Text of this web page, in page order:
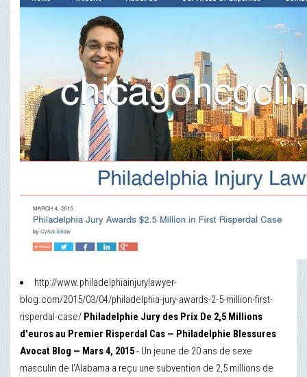
http://www.philadelphiainjurylawyer-
blog.com/2015/03/04/philadelphia-jury-awards-2-5-million-first-
risperdal-case/ Philadelphie Jury des Prix De 2,5 Millions
d'euros au Premier Risperdal Cas — Philadelphie Blessures
Avocat Blog — Mars 4, 2015- Un jeune de 20 ans de sexe
masculin de l'Alabama a reçu une subvention de 2,5 millions de